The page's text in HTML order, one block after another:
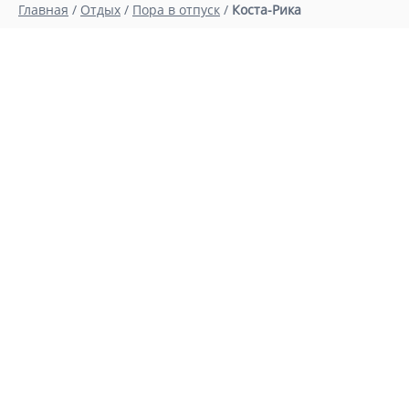
Главная / Отдых / Пора в отпуск / Коста-Рика